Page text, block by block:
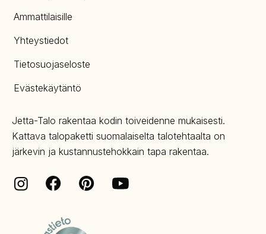
Ammattilaisille
Yhteystiedot
Tietosuojaseloste
Evästekäytäntö
Jetta-Talo rakentaa kodin toiveidenne mukaisesti.
Kattava talopaketti suomalaiselta talotehtaalta on
järkevin ja kustannustehokkain tapa rakentaa.
InstagramFacebookPinterestYoutube